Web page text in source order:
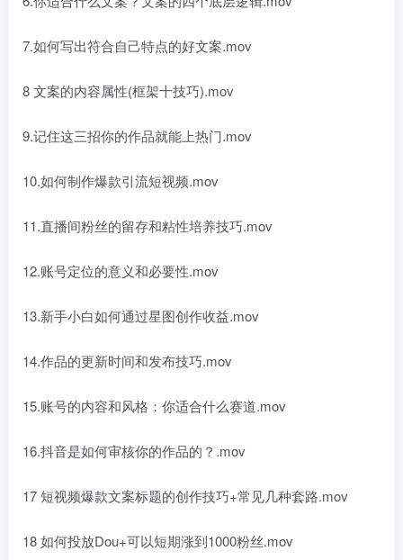
7.如何写出符合自己特点的好文案.mov
8 文案的内容属性(框架十技巧).mov
9.记住这三招你的作品就能上热门.mov
10.如何制作爆款引流短视频.mov
11.直播间粉丝的留存和粘性培养技巧.mov
12.账号定位的意义和必要性.mov
13.新手小白如何通过星图创作收益.mov
14.作品的更新时间和发布技巧.mov
15.账号的内容和风格：你适合什么赛道.mov
16.抖音是如何审核你的作品的？.mov
17 短视频爆款文案标题的创作技巧+常见几种套路.mov
18 如何投放Dou+可以短期涨到1000粉丝.mov